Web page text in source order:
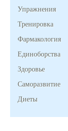
Упражнения
Тренировка
Фармакология
Единоборства
Здоровье
Саморазвитие
Диеты